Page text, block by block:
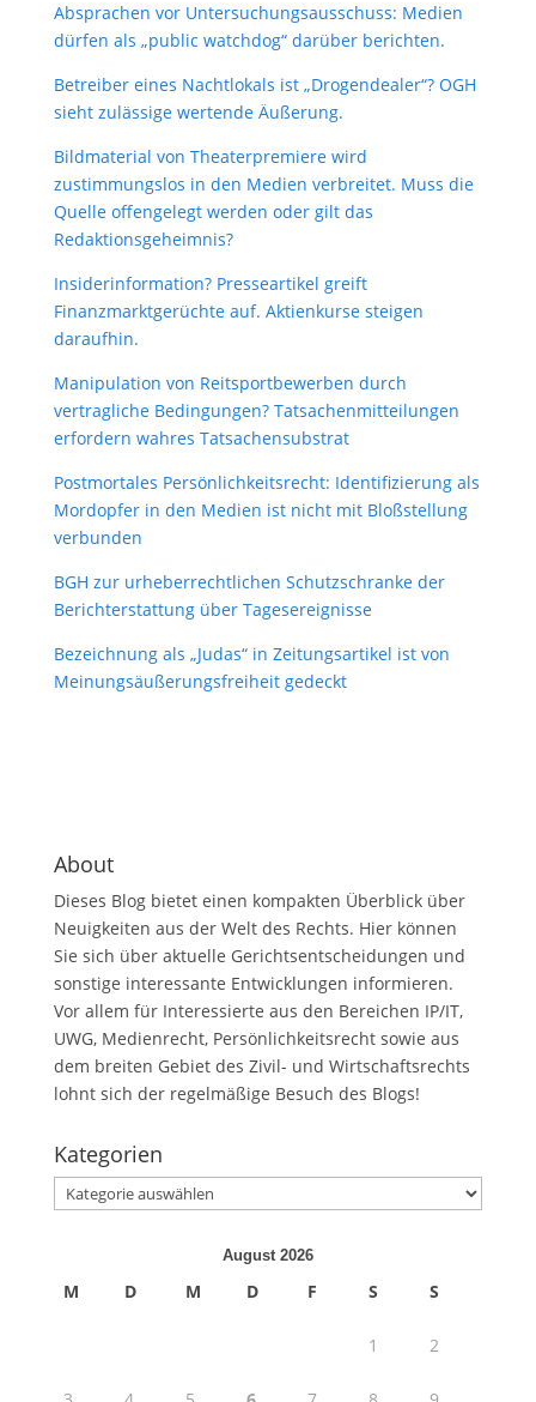
Absprachen vor Untersuchungsausschuss: Medien
dürfen als „public watchdog“ darüber berichten.
Betreiber eines Nachtlokals ist „Drogendealer“? OGH
sieht zulässige wertende Äußerung.
Bildmaterial von Theaterpremiere wird
zustimmungslos in den Medien verbreitet. Muss die
Quelle offengelegt werden oder gilt das
Redaktionsgeheimnis?
Insiderinformation? Presseartikel greift
Finanzmarktgerüchte auf. Aktienkurse steigen
daraufhin.
Manipulation von Reitsportbewerben durch
vertragliche Bedingungen? Tatsachenmitteilungen
erfordern wahres Tatsachensubstrat
Postmortales Persönlichkeitsrecht: Identifizierung als
Mordopfer in den Medien ist nicht mit Bloßstellung
verbunden
BGH zur urheberrechtlichen Schutzschranke der
Berichterstattung über Tagesereignisse
Bezeichnung als „Judas“ in Zeitungsartikel ist von
Meinungsäußerungsfreiheit gedeckt
About
Dieses Blog bietet einen kompakten Überblick über
Neuigkeiten aus der Welt des Rechts. Hier können
Sie sich über aktuelle Gerichtsentscheidungen und
sonstige interessante Entwicklungen informieren.
Vor allem für Interessierte aus den Bereichen IP/IT,
UWG, Medienrecht, Persönlichkeitsrecht sowie aus
dem breiten Gebiet des Zivil- und Wirtschaftsrechts
lohnt sich der regelmäßige Besuch des Blogs!
Kategorien
Kategorien
August 2026
M D M D F S S
1 2